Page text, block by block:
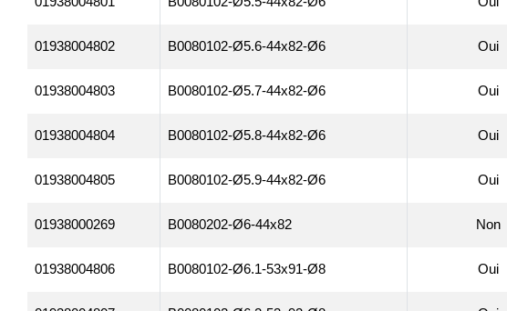
01938004802 B0080102-Ø5.6-44x82-Ø6 Oui
01938004803 B0080102-Ø5.7-44x82-Ø6 Oui
01938004804 B0080102-Ø5.8-44x82-Ø6 Oui
01938004805 B0080102-Ø5.9-44x82-Ø6 Oui
01938000269 B0080202-Ø6-44x82 Non
01938004806 B0080102-Ø6.1-53x91-Ø8 Oui